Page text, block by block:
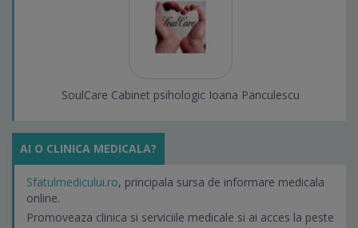
SoulCare Cabinet psihologic Ioana Panculescu
AI O CLINICA MEDICALA?
Sfatulmedicului.ro, principala sursa de informare medicala
online.
Promoveaza clinica si serviciile medicale si ai acces la peste